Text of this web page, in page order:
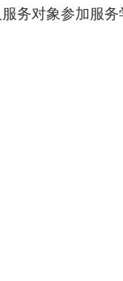
务对象参加服务